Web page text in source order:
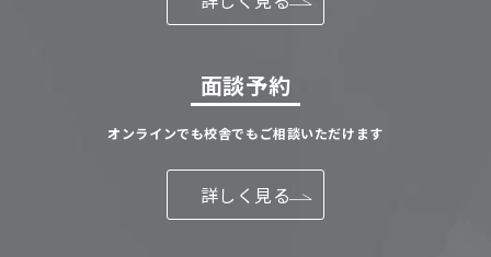
面談予約
オンラインでも校舎でもご相談いただけます
詳しく見る